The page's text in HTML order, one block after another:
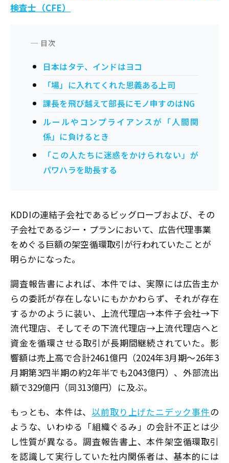
検査士（CFE）
日本はタテ、インドはヨコ
「場」に入れてくれた恩義ある上司
課長を飛び越えて部長にモノ申すのはNG
ルールやコンプライアンスが「人間関
係」に負けるとき
「この人たちに迷惑をかけられない」が
パワハラを助長する
KDDIの連結子会社であるビッグローブおよび、その
子会社であるジー・プランにおいて、広告代理事業
をめぐる巨額の架空循環取引が行われていたことが
明らかになった。
調査報告書によれば、本件では、実際には広告主か
らの委託が存在しないにもかかわらず、それが存在
するかのように装い、上流代理店→本件子会社→下
流代理店、そしてその下流代理店→上流代理店へと
資金を循環させる取引が長期間継続されていた。影
響額は売上高で合計2461億円（2024年3月期～26年3
月期第3四半期の約2年半でも2043億円）、外部流出
額で329億円（同313億円）に及ぶ。
もっとも、本件は、以前取り上げたニデック事件の
ような、いわゆる「組織ぐるみ」の会計不正とは少
し性質が異なる。調査報告書上、本件架空循環取引
を認識して実行していた社内関係者は、基本的には